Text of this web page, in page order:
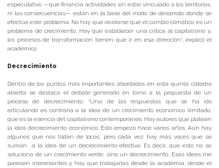
especulativo —que financia actividades sin estar vinculado a los territorios,
ni las consecuencias— están en la base del modo de desarrollo donde se
efectúa este problema. No hay que olvidarse que el cambio climático es un
problema de crecimiento. Hay que establecer una crítica al capitalismo y,
los procesos de transformación tienen que ir en esa dirección”, explicó el
académico.
Decrecimiento
Dentro de los puntos más importantes abordados en esta quinta cátedra
abierta se destaca el debate generado en torno a la propuesta de un
proceso de decrecimiento. “Una de las respuestas que se ha ido
articulando es contraria a la idea de un crecimiento económico ilimitado,
que es la esencia del capitalismo contemporáneo. Hay autores que platean
la idea decrecimiento económico. Esto empezó hace varios años. Aún hay
algunos que nos tildan de locos, pero cada vez hay más voces que se
suman a la idea de un decrecimiento efectivo. Es decir, que esto no se
soluciona de un crecimiento verde, sino un decrecimiento. Esas ideas me
parecen interesantes y hay que trabajarlas desde la academia, desde el